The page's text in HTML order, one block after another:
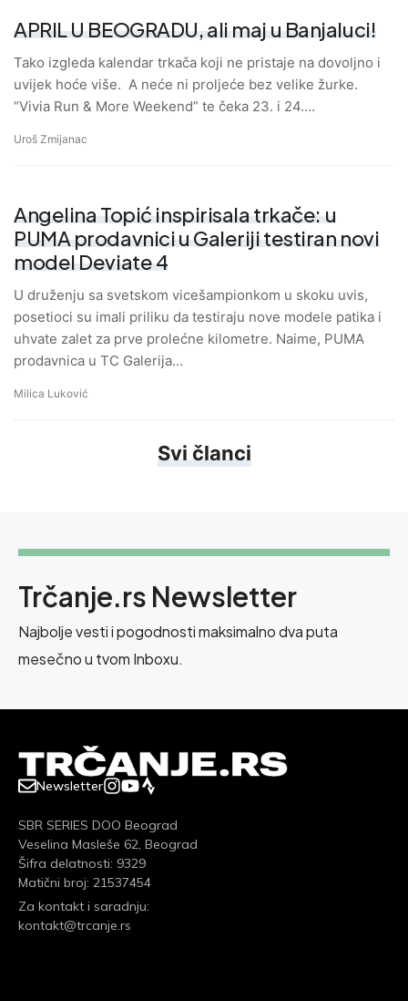
APRIL U BEOGRADU, ali maj u Banjaluci!
Tako izgleda kalendar trkača koji ne pristaje na dovoljno i
uvijek hoće više. A neće ni proljeće bez velike žurke.
“Vivia Run & More Weekend” te čeka 23. i 24.…
Uroš Zmijanac
Angelina Topić inspirisala trkače: u
PUMA prodavnici u Galeriji testiran novi
model Deviate 4
U druženju sa svetskom vicešampionkom u skoku uvis,
posetioci su imali priliku da testiraju nove modele patika i
uhvate zalet za prve prolećne kilometre. Naime, PUMA
prodavnica u TC Galerija…
Milica Luković
Svi članci
Trčanje.rs Newsletter
Najbolje vesti i pogodnosti maksimalno dva puta
mesečno u tvom Inboxu.
Newsletter
SBR SERIES DOO Beograd
Veselina Masleše 62, Beograd
Šifra delatnosti: 9329
Matični broj: 21537454
Za kontakt i saradnju:
kontakt@trcanje.rs